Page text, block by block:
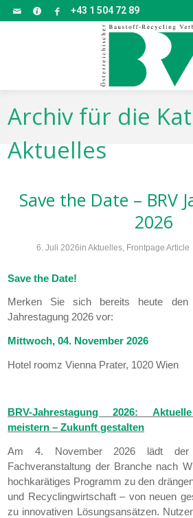
+43 1 504 72 89
Archiv für die
Aktuelles
Save the Date – BRV
2026
6. Juli 2026in Aktuelles, Frontpage Article
Save the Date!
Merken Sie sich bereits heute
Jahrestagung 2026 vor:
Mittwoch, 04. November 2026
Hotel roomz Vienna Prater, 1020 Wien
BRV-Jahrestagung 2026:
meistern – Zukunft gestalten
Am 4. November 2026 lädt der
Fachveranstaltung der Branche nach
hochkarätiges Programm zu den
und Recyclingwirtschaft – von neuen
zu innovativen Lösungsansätzen.